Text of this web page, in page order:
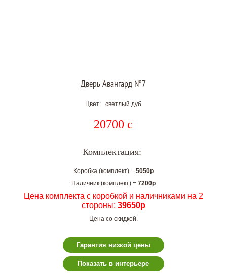
Дверь Авангард №7
Цвет: светлый дуб
20700 c
Комплектация:
Коробка (комплект) = 5050р
Наличник (комплект) = 7200р
Цена комплекта с коробкой и наличниками на 2
стороны: 39650р
Цена со скидкой.
Гарантия низкой цены
Показать в интерьере